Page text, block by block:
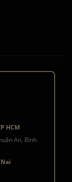
HCM
An, Bình